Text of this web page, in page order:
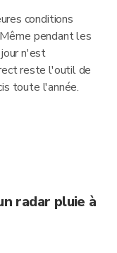
conditions
pendant les
n'est
reste l'outil de
toute l'année.
radar pluie à